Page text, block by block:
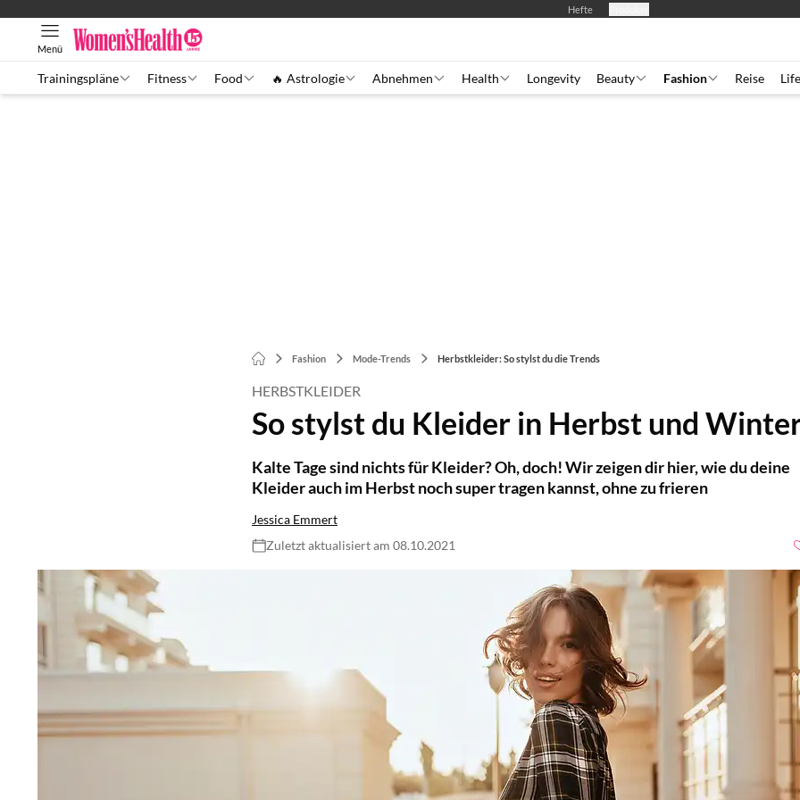
Hefte
Menü
Trainingspläne Fitness Food 🔥 Astrologie Abnehmen Health Longevity Beauty Fashion Reise Life
Fashion Mode-Trends Herbstkleider: So stylst du die Trends
HERBSTKLEIDER
So stylst du Kleider in Herbst und
Kalte Tage sind nichts für Kleider? Oh, doch! Wir zeigen dir hier, wie du deine
Kleider auch im Herbst noch super tragen kannst, ohne zu frieren
Jessica Emmert
Zuletzt aktualisiert am 08.10.2021